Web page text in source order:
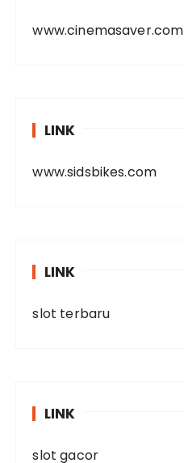
www.cinemasaver.com
LINK
www.sidsbikes.com
LINK
slot terbaru
LINK
slot gacor